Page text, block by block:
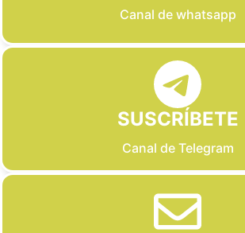
Canal de whatsapp
SUSCRÍBETE
Canal de Telegram